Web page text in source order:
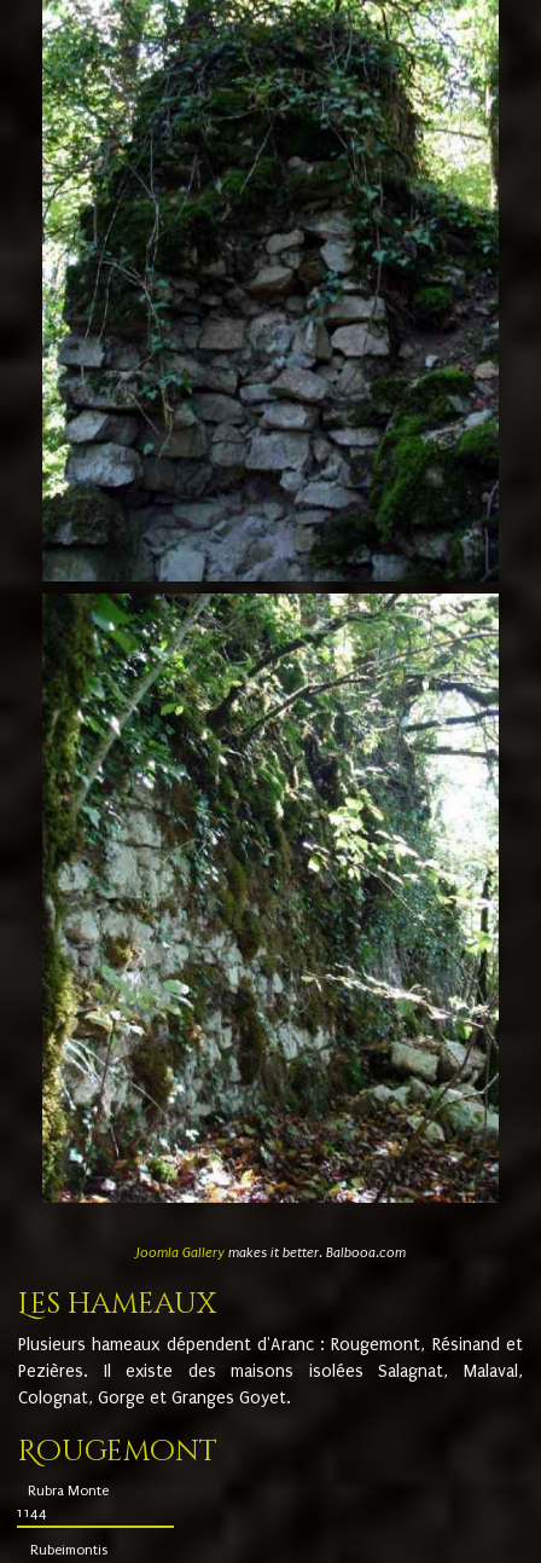
Joomla Gallerymakes it better. Balbooa.com
Les hameaux
Plusieurs hameaux dépendent d'Aranc : Rougemont, Résinand et
Pezières. Il existe des maisons isolées Salagnat, Malaval,
Colognat, Gorge et Granges Goyet.
Rougemont
Rubra Monte
1144
Rubeimontis